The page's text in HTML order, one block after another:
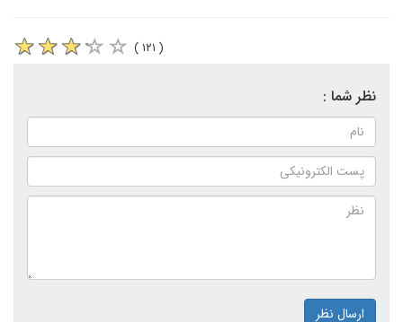
( ۱۲۱ )
نظر شما :
ارسال نظر